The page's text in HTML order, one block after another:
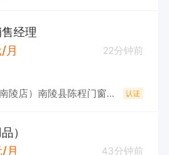
经理
月
22分钟前
美沃门窗专卖店（南陵店）南陵县陈程门窗经营部 认证
）
月
43分钟前